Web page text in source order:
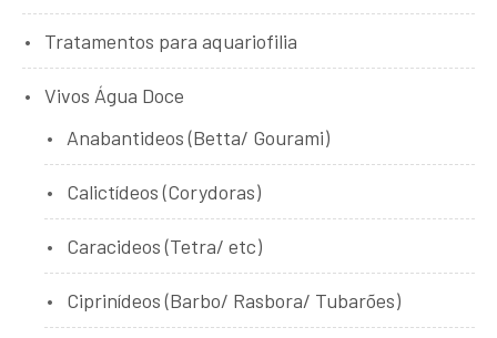
Tratamentos para aquariofilia
Vivos Água Doce
Anabantideos (Betta/ Gourami)
Calictídeos (Corydoras)
Caracideos (Tetra/ etc)
Ciprinídeos (Barbo/ Rasbora/ Tubarões)